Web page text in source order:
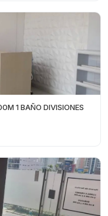
1 BAÑO DIVISIONES